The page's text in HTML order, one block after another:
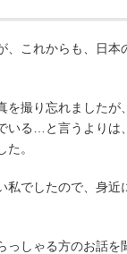
、これからも、日
を撮り忘れました
いる…と言うよりは
。
私でしたので、身
しゃる方のお話を